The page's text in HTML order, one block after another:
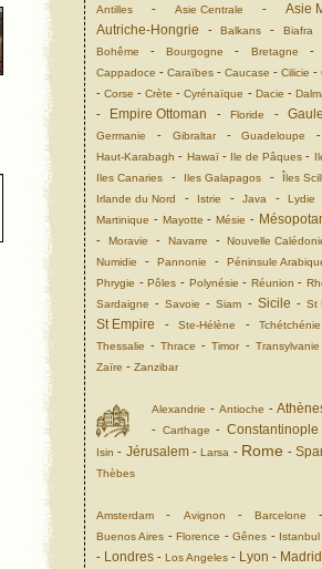
Antilles - Asie Centrale - Asie
Autriche-Hongrie -Balkans - Biafra
Bohême -Bourgogne - Bretagne -
Cappadoce - Caraïbes - Caucase - Cilicie -
-Corse -Crète -Cyrénaïque - Dacie -
- Empire Ottoman -Floride - Gaule
Germanie - Gibraltar-Guadeloupe
Haut-Karabagh - Hawaï- Ile de Pâques -
Iles Canaries - Iles Galapagos -Îles
Irlande du Nord - Istrie -Java -Lydie
Martinique - Mayotte - Mésie -
- Moravie - Navarre -Nouvelle
Numidie - Pannonie - Péninsule
Phrygie -Pôles - Polynésie - Réunion -
Sardaigne -Savoie -Siam - Sicile - St
St Empire -Ste-Hélène -Tchétchénie
Thessalie -Thrace -Timor- Transylvanie
Zaïre - Zanzibar
Alexandrie - Antioche -
- Carthage - Constantinople
Isin - Jérusalem-Larsa - Rome -
Thèbes
Amsterdam - Avignon -Barcelone
Buenos Aires - Florence - Gênes - Istanbul
- Londres - Los Angeles - Lyon - Madrid